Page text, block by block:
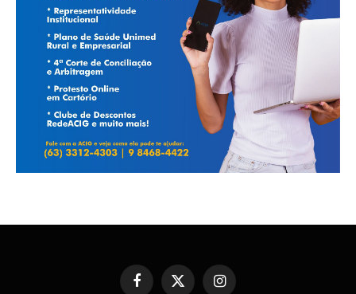
Facebook
X Instagram